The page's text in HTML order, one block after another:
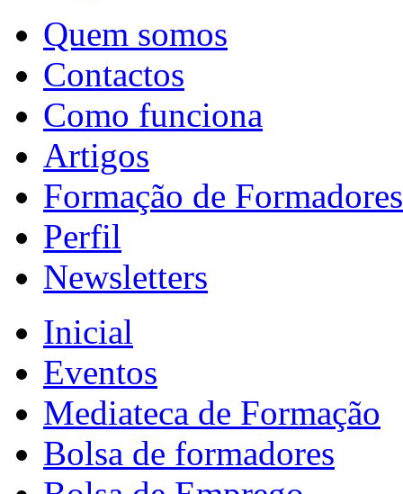
Quem somos
Contactos
Como funciona
Artigos
Formação de Formadores
Perfil
Newsletters
Inicial
Eventos
Mediateca de Formação
Bolsa de formadores